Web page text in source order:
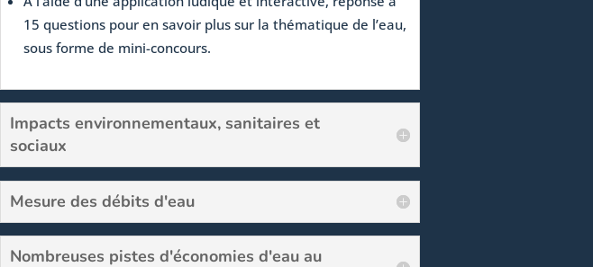
15 questions pour en savoir plus sur la thématique de l’eau,
sous forme de mini-concours.
Impacts environnementaux, sanitaires et
sociaux
Mesure des débits d'eau
Nombreuses pistes d'économies d'eau au